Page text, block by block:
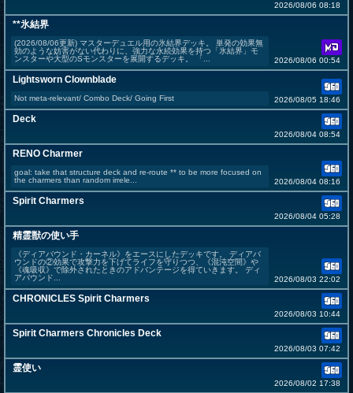
2026/08/06 08:18
**氷結界
(2026/08/06更新) マスターデュエル用の氷結界デッキ。 単発の効果無
効のような妨害がない代わりに、強力な永続効果を持つ「氷結界」モ
ンスターや大型のSモンスターを展開するデッキ。 「...
2026/08/06 00:54
Lightsworn Clownblade
Not meta-relevant/ Combo Deck/ Going First 2026/08/05 18:46
Deck
2026/08/04 08:54
RENO Charmer
goal: take that structure deck and re-route ** to be more focused on
the charmers than random irrele...
2026/08/04 08:16
Spirit Charmers
2026/08/04 05:28
精霊獣の使い手
《ディアバウンド・カーネル》をエースにしたデッキです。 ディアバ
ウンドの②効果で攻撃力を下げてライフを守りつつ、《混沌空間》や
《魂吸収》で除外されたときのアドバンテージを得ていきます。 ディ
アバウンド...
2026/08/03 22:02
CHRONICLES Spirit Charmers
2026/08/03 10:44
Spirit Charmers Chronicles Deck
2026/08/03 07:42
霊使い
2026/08/02 17:38